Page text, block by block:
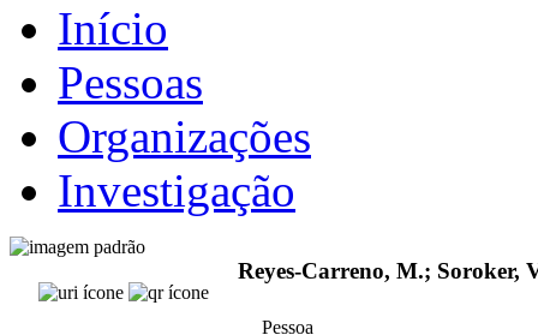
Início
Pessoas
Organizações
Investigação
Reyes-Carreno, M.; Soroker,
Pessoa